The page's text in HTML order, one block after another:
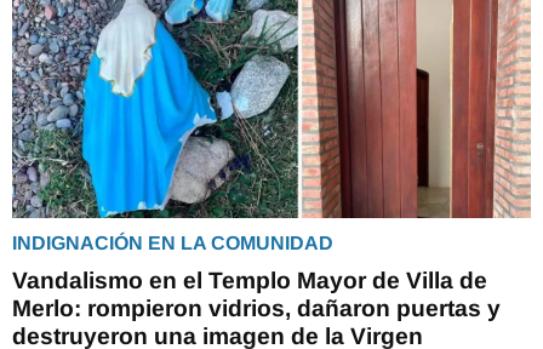
INDIGNACIÓN EN LA COMUNIDAD
Vandalismo en el Templo Mayor de Villa de
Merlo: rompieron vidrios, dañaron puertas y
destruyeron una imagen de la Virgen